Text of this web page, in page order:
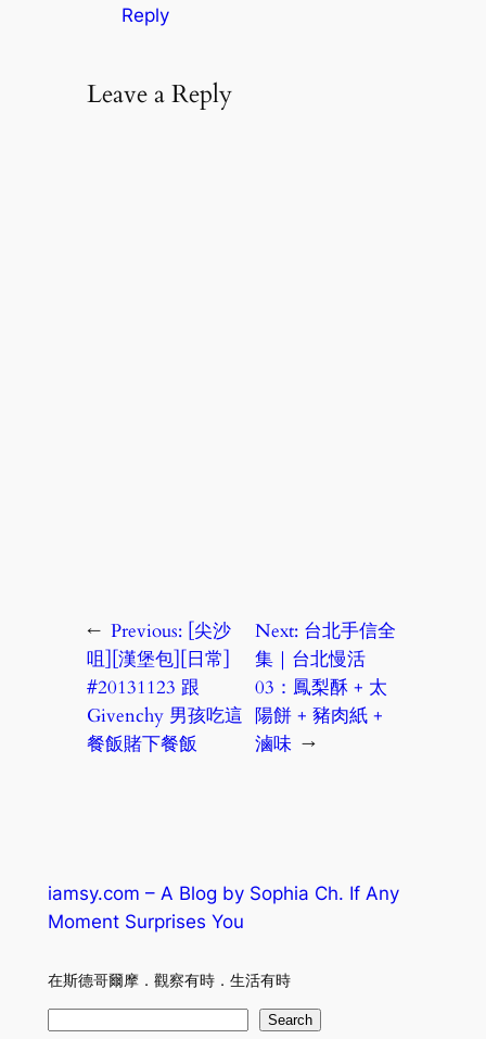
Reply
Leave a Reply
← Previous: [尖沙
咀][漢堡包][日常]
#20131123 跟
Givenchy 男孩吃這
餐飯賭下餐飯
Next: 台北手信全
集｜台北慢活
03：鳳梨酥 + 太
陽餅 + 豬肉紙 +
滷味 →
iamsy.com – A Blog by Sophia Ch. If Any
Moment Surprises You
在斯德哥爾摩．觀察有時．生活有時
Search